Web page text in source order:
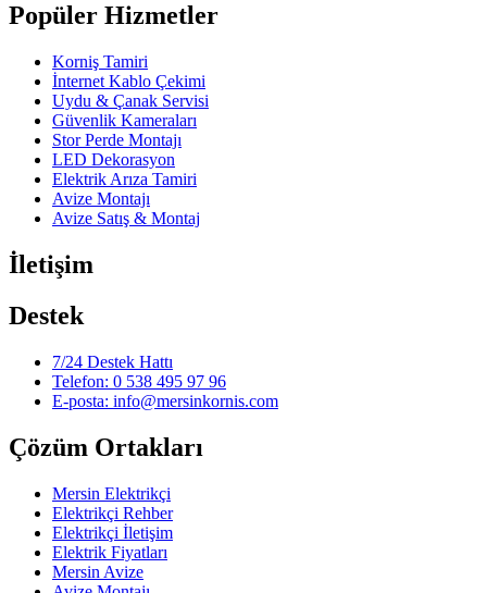
Popüler Hizmetler
Korniş Tamiri
İnternet Kablo Çekimi
Uydu & Çanak Servisi
Güvenlik Kameraları
Stor Perde Montajı
LED Dekorasyon
Elektrik Arıza Tamiri
Avize Montajı
Avize Satış & Montaj
İletişim
Destek
7/24 Destek Hattı
Telefon: 0 538 495 97 96
E-posta: info@mersinkornis.com
Çözüm Ortakları
Mersin Elektrikçi
Elektrikçi Rehber
Elektrikçi İletişim
Elektrik Fiyatları
Mersin Avize